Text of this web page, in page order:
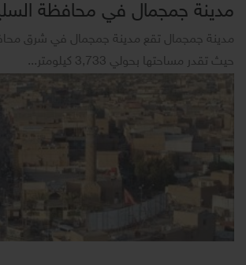
مدينة جمجمال في محافظة
مدينة جمجمال تقع مدينة جمجمال في شرق
حيث تقدر مساحتها بحولي 3,733 كيلومتر...